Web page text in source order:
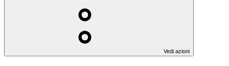
Vedi azioni